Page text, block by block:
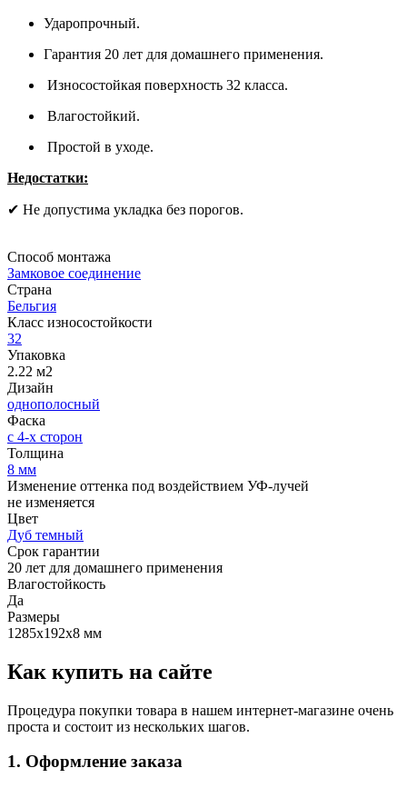
Ударопрочный.
Гарантия 20 лет для домашнего применения.
Износостойкая поверхность 32 класса.
Влагостойкий.
Простой в уходе.
Недостатки:
✔ Не допустима укладка без порогов.
Способ монтажа
Замковое соединение
Страна
Бельгия
Класс износостойкости
32
Упаковка
2.22 м2
Дизайн
однополосный
Фаска
с 4-х сторон
Толщина
8 мм
Изменение оттенка под воздействием УФ-лучей
не изменяется
Цвет
Дуб темный
Срок гарантии
20 лет для домашнего применения
Влагостойкость
Да
Размеры
1285х192х8 мм
Как купить на сайте
Процедура покупки товара в нашем интернет-магазине очень
проста и состоит из нескольких шагов.
1. Оформление заказа